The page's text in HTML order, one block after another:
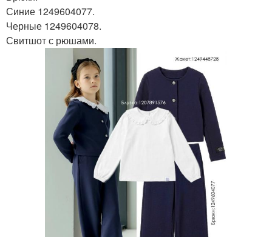
Синие 1249604077.
Черные 1249604078.
Свитшот с рюшами.